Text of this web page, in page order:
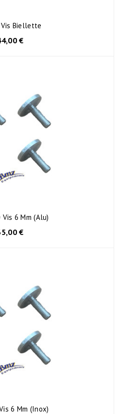
Biellette
€
Vis 6 Mm (alu)
€
6 Mm (inox)